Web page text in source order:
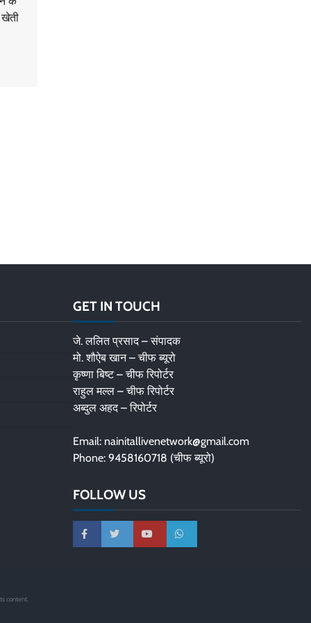
खेती
GET IN TOUCH
जे. ललित प्रसाद – संपादक
मो. शौऐब खान – चीफ ब्यूरो
कृष्णा बिष्ट – चीफ रिपोर्टर
राहुल मल्ल – चीफ रिपोर्टर
अब्दुल अहद – रिपोर्टर
Email: nainitallivenetwork@gmail.com
Phone: 9458160718 (चीफ ब्यूरो)
FOLLOW US
content.